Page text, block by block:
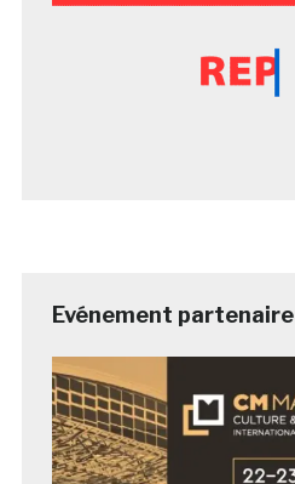
Evénement partenaire